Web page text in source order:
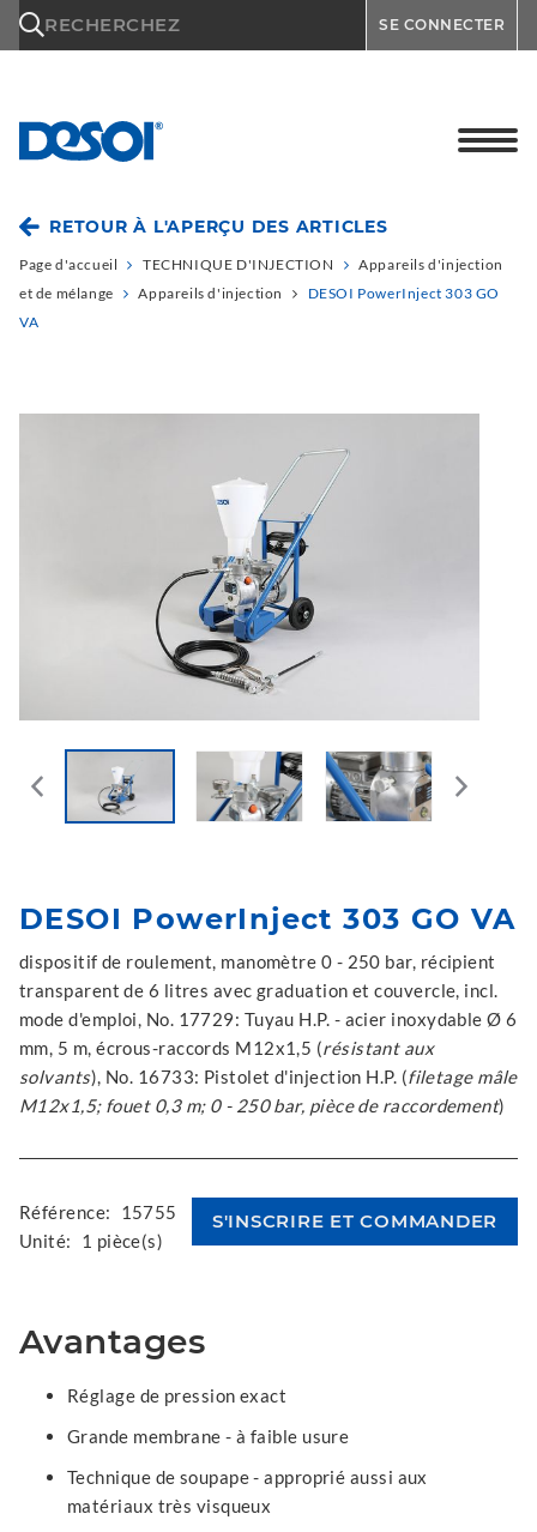
RECHERCHEZ SE CONNECTER
RETOUR À L'APERÇU DES ARTICLES
Page d'accueil TECHNIQUE D'INJECTION
Appareils d'injection
et de mélange
Appareils d'injection
DESOI PowerInject 303 GO
VA
DESOI PowerInject 303 GO VA
dispositif de roulement, manomètre 0 - 250 bar, récipient
transparent de 6 litres avec graduation et couvercle, incl.
mode d'emploi, No. 17729: Tuyau H.P. - acier inoxydable Ø 6
mm, 5 m, écrous-raccords M12x1,5 (résistant aux
solvants), No. 16733: Pistolet d'injection H.P. (filetage mâle
M12x1,5; fouet 0,3 m; 0 - 250 bar, pièce de raccordement)
Référence:
15755
Unité:
1 pièce(s)
Avantages
Réglage de pression exact
Grande membrane - à faible usure
Technique de soupape - approprié aussi aux
matériaux très visqueux